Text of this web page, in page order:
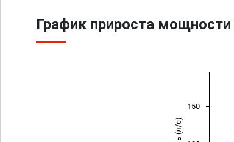
График прироста
150